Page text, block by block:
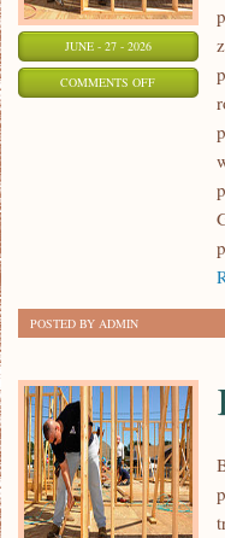
JUNE - 27 - 2026
COMMENTS OFFON
POSTED BY ADMIN